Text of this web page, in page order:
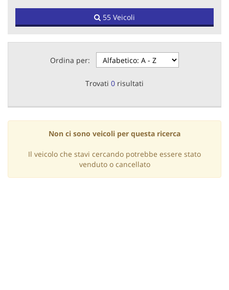
55 Veicoli
Ordina per:
Trovati 0 risultati
Non ci sono veicoli per questa ricerca
Il veicolo che stavi cercando potrebbe essere stato
venduto o cancellato
funzionamento
alla
le